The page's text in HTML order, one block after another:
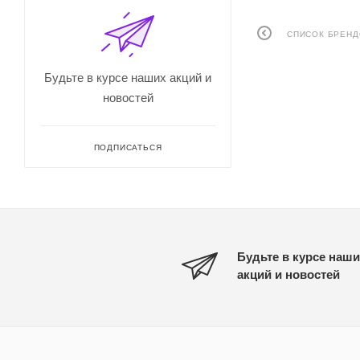
СПИСОК
Будьте в курсе наших акций и
новостей
ПОДПИСАТЬСЯ
Будьте в курсе
акций и новостей